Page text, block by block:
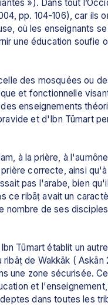
»). Dans tout
pp. 104-106), car ils
où les enseignants
une éducation soufie
des mosquées ou
et fonctionnelle
enseignements
et d'Ibn Tūmart
à la prière, à
correcte, ainsi
pas l'arabe, bien
ce ribāṭ avait un
nombre de ses
Tūmart établit un
de Wakkāk ( Askān
une zone sécurisée.
et
dans toutes les